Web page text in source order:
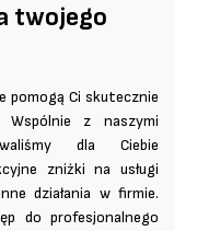
twojego
Ci skutecznie
z naszymi
dla Ciebie
zniżki na usługi
działania w firmie.
do profesjonalnego